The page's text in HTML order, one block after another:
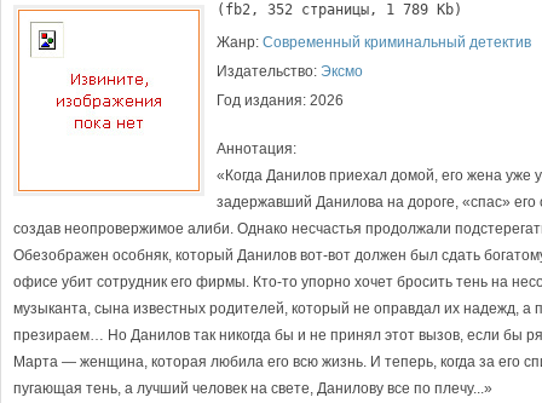
( fb2, 352 страницы, 1 789 Kb)
Жанр: Современный криминальный детектив
Издательство: Эксмо
Год издания: 2026
Аннотация:
«Когда Данилов приехал домой, его жена
задержавший Данилова на дороге, «спас»
создав неопровержимое алиби. Однако несчастья продолжали
Обезображен особняк, который Данилов вот-вот должен был сдать
офисе убит сотрудник его фирмы. Кто-то упорно хочет бросить тень на
музыканта, сына известных родителей, который не оправдал их надежд, а
презираем… Но Данилов так никогда бы и не принял этот вызов, если бы
Марта — женщина, которая любила его всю жизнь. И теперь, когда за его
пугающая тень, а лучший человек на свете, Данилову все по плечу...»